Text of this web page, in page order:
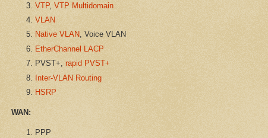
VTP, VTP Multidomain
VLAN
Native VLAN, Voice VLAN
EtherChannel LACP
PVST+, rapid PVST+
Inter-VLAN Routing
HSRP
WAN:
PPP